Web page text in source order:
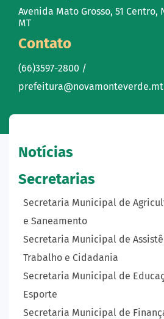
Avenida Mato Grosso, 51 Centro,
MT
Contato
(66)3597-2800 /
Notícias
Secretarias
Secretaria Municipal de
e Saneamento
Secretaria Municipal de
Trabalho e Cidadania
Secretaria Municipal de
Esporte
Secretaria Municipal de